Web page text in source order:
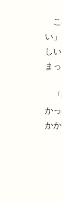
こ
い
し
まっ
「
か
か